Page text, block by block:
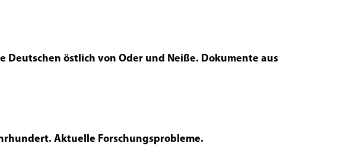
Deutschen östlich von Oder und Neiße. Dokumente aus
Aktuelle Forschungsprobleme.